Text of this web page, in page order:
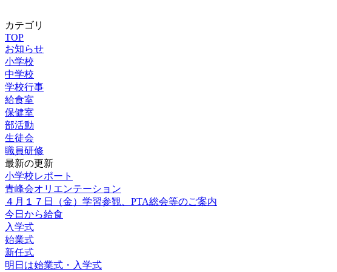
カテゴリ
TOP
お知らせ
小学校
中学校
学校行事
給食室
保健室
部活動
生徒会
職員研修
最新の更新
小学校レポート
青峰会オリエンテーション
４月１７日（金）学習参観、PTA総会等のご案内
今日から給食
入学式
始業式
新任式
明日は始業式・入学式